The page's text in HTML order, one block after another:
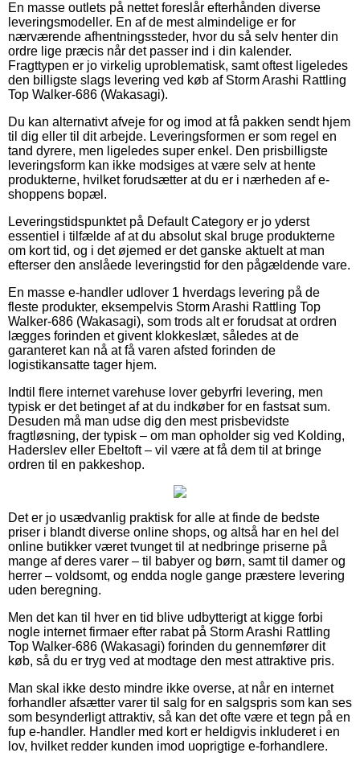
En masse outlets på nettet foreslår efterhånden diverse
leveringsmodeller. En af de mest almindelige er for
nærværende afhentningssteder, hvor du så selv henter din
ordre lige præcis når det passer ind i din kalender.
Fragttypen er jo virkelig uproblematisk, samt oftest ligeledes
den billigste slags levering ved køb af Storm Arashi Rattling
Top Walker-686 (Wakasagi).
Du kan alternativt afveje for og imod at få pakken sendt hjem
til dig eller til dit arbejde. Leveringsformen er som regel en
tand dyrere, men ligeledes super enkel. Den prisbilligste
leveringsform kan ikke modsiges at være selv at hente
produkterne, hvilket forudsætter at du er i nærheden af e-
shoppens bopæl.
Leveringstidspunktet på Default Category er jo yderst
essentiel i tilfælde af at du absolut skal bruge produkterne
om kort tid, og i det øjemed er det ganske aktuelt at man
efterser den anslåede leveringstid for den pågældende vare.
En masse e-handler udlover 1 hverdags levering på de
fleste produkter, eksempelvis Storm Arashi Rattling Top
Walker-686 (Wakasagi), som trods alt er forudsat at ordren
lægges forinden et givent klokkeslæt, således at de
garanteret kan nå at få varen afsted forinden de
logistikansatte tager hjem.
Indtil flere internet varehuse lover gebyrfri levering, men
typisk er det betinget af at du indkøber for en fastsat sum.
Desuden må man udse dig den mest prisbevidste
fragtløsning, der typisk – om man opholder sig ved Kolding,
Haderslev eller Ebeltoft – vil være at få dem til at bringe
ordren til en pakkeshop.
Det er jo usædvanlig praktisk for alle at finde de bedste
priser i blandt diverse online shops, og altså har en hel del
online butikker været tvunget til at nedbringe priserne på
mange af deres varer – til babyer og børn, samt til damer og
herrer – voldsomt, og endda nogle gange præstere levering
uden beregning.
Men det kan til hver en tid blive udbytterigt at kigge forbi
nogle internet firmaer efter rabat på Storm Arashi Rattling
Top Walker-686 (Wakasagi) forinden du gennemfører dit
køb, så du er tryg ved at modtage den mest attraktive pris.
Man skal ikke desto mindre ikke overse, at når en internet
forhandler afsætter varer til salg for en salgspris som kan ses
som besynderligt attraktiv, så kan det ofte være et tegn på en
fup e-handler. Handler med kort er heldigvis inkluderet i en
lov, hvilket redder kunden imod uoprigtige e-forhandlere.